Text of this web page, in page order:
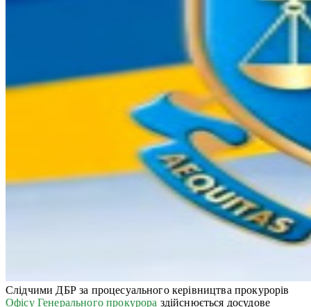
Слідчими ДБР за процесуального керівництва прокурорів
Офісу Генерального прокурора здійснюється досудове